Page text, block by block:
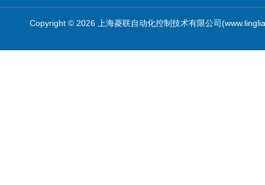
Copyright © 2026 上海菱联自动化控制技术有限公司